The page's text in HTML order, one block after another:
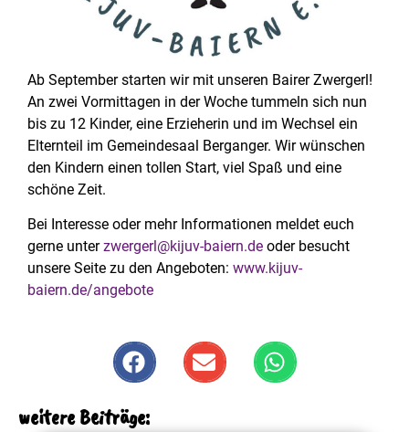
Ab September starten wir mit unseren Bairer Zwergerl!
An zwei Vormittagen in der Woche tummeln sich nun
bis zu 12 Kinder, eine Erzieherin und im Wechsel ein
Elternteil im Gemeindesaal Berganger. Wir wünschen
den Kindern einen tollen Start, viel Spaß und eine
schöne Zeit.
Bei Interesse oder mehr Informationen meldet euch
gerne unterzwergerl@kijuv-baiern.de oder besucht
unsere Seite zu den Angeboten: www.kijuv-
baiern.de/angebote
weitere Beiträge: